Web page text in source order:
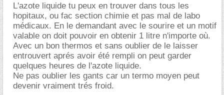
L'azote liquide tu peux en trouver dans tous les
hopitaux, ou fac section chimie et pas mal de labo
médicaux. En le demandant avec le sourire et un motif
valable on doit pouvoir en obtenir 1 litre n'importe où.
Avec un bon thermos et sans oublier de le laisser
entrouvert aprés avoir été rempli on peut garder
quelques heures de l'azote liquide.
Ne pas oublier les gants car un termo moyen peut
devenir vraiment trés froid.